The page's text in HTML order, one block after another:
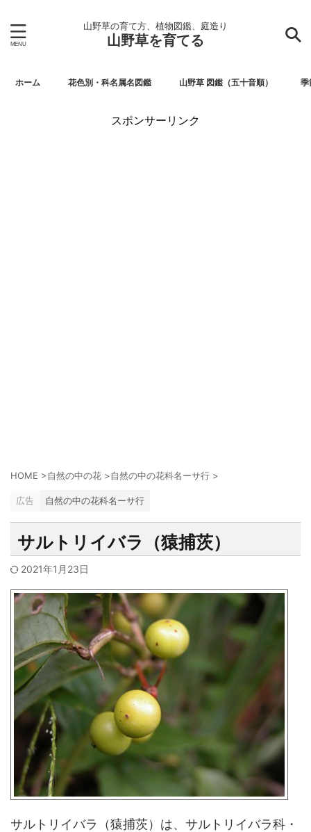
山野草の育て方、植物図鑑、庭造り
山野草を育てる
ホーム 花色別・科名属名図鑑 山野草 図鑑（五十音順） 季
スポンサーリンク
HOME >自然の中の花 >自然の中の花科名ーサ行 >
広告 自然の中の花科名ーサ行
サルトリイバラ（猿捕茨）
2021年1月23日
サルトリイバラ（猿捕茨）は、サルトリイバラ科・